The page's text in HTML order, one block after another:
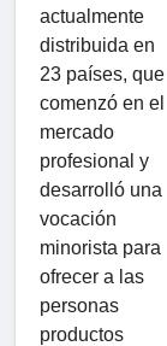
actualmente
distribuida en
23 países, que
comenzó en el
mercado
profesional y
desarrolló una
vocación
minorista para
ofrecer a las
personas
productos